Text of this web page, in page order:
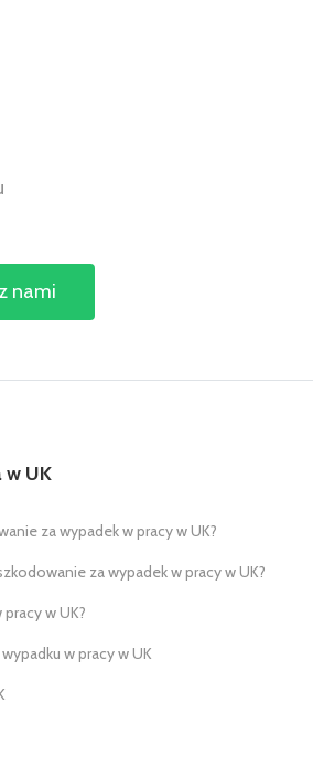
nami
UK
za wypadek w pracy w UK?
za wypadek w pracy w UK?
pracy w UK?
w pracy w UK